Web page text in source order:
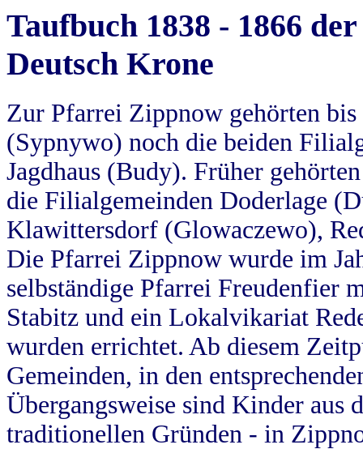
Taufbuch 1838 - 1866
Deutsch Krone
Zur Pfarrei Zippnow gehörten
(Sypnywo) noch die beiden
Jagdhaus (Budy). Früher
die Filialgemeinden Doderlage
Klawittersdorf (Glowaczewo),
Die Pfarrei Zippnow wurde im
selbständige Pfarrei Freudenfier
Stabitz und ein Lokalvikariat
wurden errichtet. Ab diesem
Gemeinden, in den
Übergangsweise sind Kinder aus
traditionellen Gründen - in